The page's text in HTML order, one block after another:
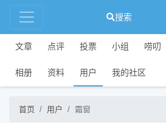
搜索
文章 点评 投票 小组 唠叨
相册 资料 用户 我的社区
首页 用户 霜窗